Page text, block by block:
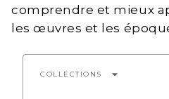
comprendre et mieux
les œuvres et les
COLLECTIONS arrow_drop_down